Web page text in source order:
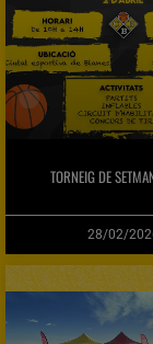
TORNEIG DE
28/02/